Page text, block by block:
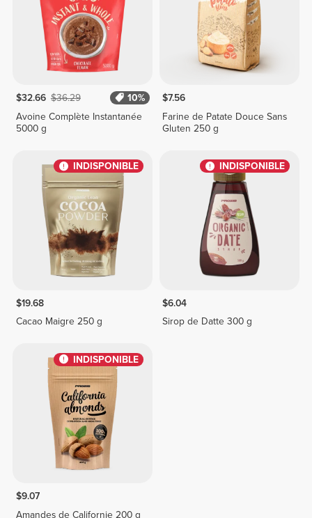
$32.66 $36.29
10%
Avoine Complète Instantanée
5000 g
$7.56
Farine de Patate Douce Sans
Gluten 250 g
INDISPONIBLE
$19.68
Cacao Maigre 250 g
INDISPONIBLE
$6.04
Sirop de Datte 300 g
INDISPONIBLE
$9.07
Amandes de Californie 200 g